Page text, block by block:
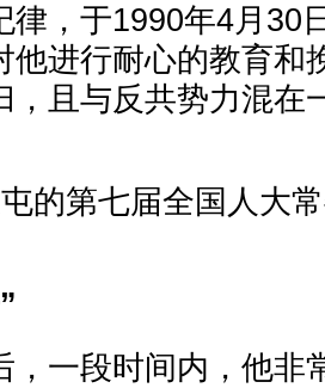
律，于1990年4月30
他进行耐心的教育和
，且与反共势力混在
的第七届全国人大
，一段时间内，他非